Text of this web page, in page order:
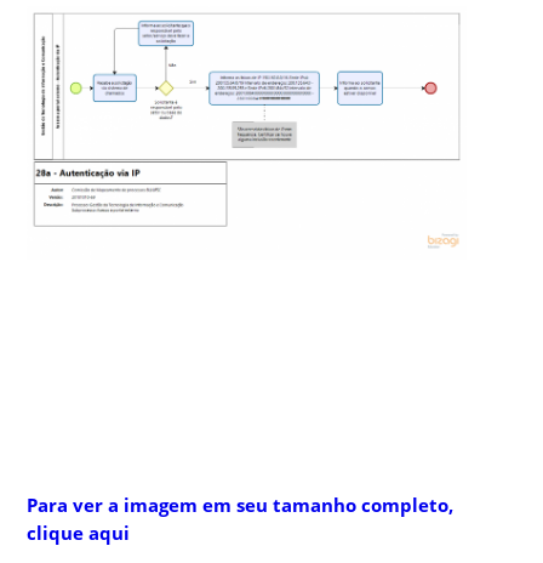
Para ver a imagem em seu tamanho completo,
clique aqui